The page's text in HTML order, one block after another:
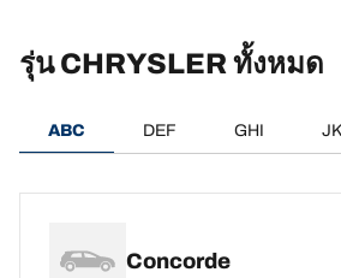
รุ่น CHRYSLER ทั้งหมด
ABC DEF GHI
Concorde